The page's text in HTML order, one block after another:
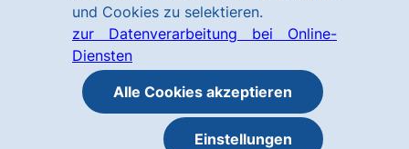
und Cookies zu selektieren.
zur Datenverarbeitung bei Online-
Diensten
Alle Cookies akzeptieren
Einstellungen